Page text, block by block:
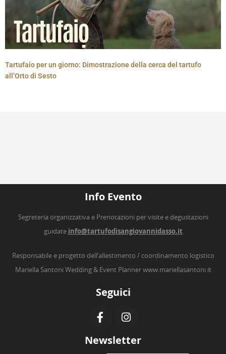
Tartufaio per un giorno: Dimostrazione della cerca del tartufo
all’Orto di Sesto
Info Evento
Segreteria organizzativa e Prenotazioni per visite e degustazioni
guidate info@tartufodisangiovannidasso.it
Responsabile e progetto dell’allestimento / coordinamento logistico
Mariella Santoni Wedding & Event Plannerwww.mariellasantoni.it
Seguici
Newsletter